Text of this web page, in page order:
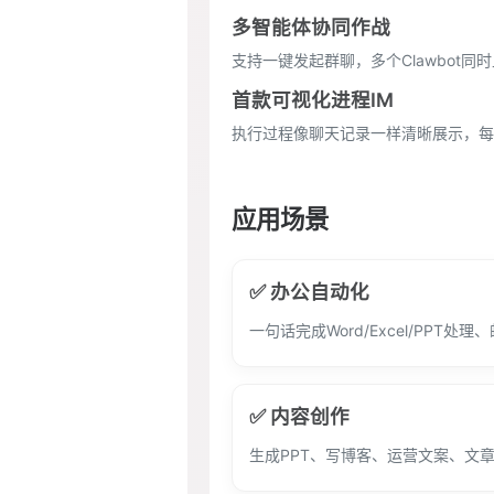
多智能体协同作战
支持一键发起群聊，多个Clawbot同
首款可视化进程IM
执行过程像聊天记录一样清晰展示，
应用场景
✅ 办公自动化
一句话完成Word/Excel/PPT处理
✅ 内容创作
生成PPT、写博客、运营文案、文